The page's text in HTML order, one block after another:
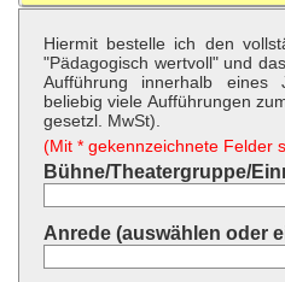
Hiermit bestelle ich den
"Pädagogisch wertvoll" und
Aufführung innerhalb
beliebig viele Aufführungen
gesetzl. MwSt).
(Mit * gekennzeichnete Felder
Bühne/Theatergruppe/
Anrede (auswählen oder